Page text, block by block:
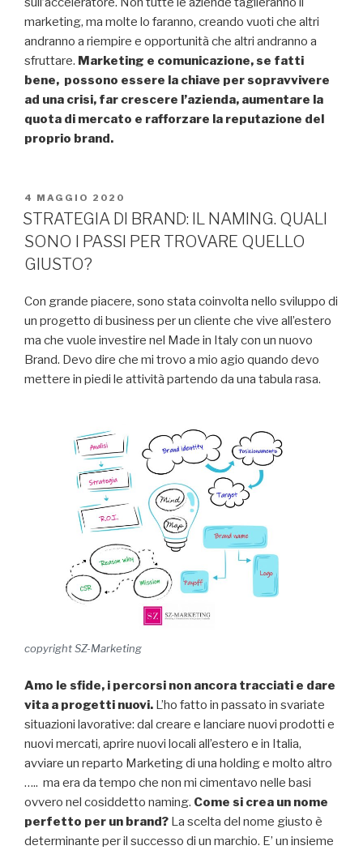
marketing, ma molte lo faranno, creando vuoti che altri
andranno a riempire e opportunità che altri andranno a
sfruttare. Marketing e comunicazione, se fatti
bene, possono essere la chiave per sopravvivere
ad una crisi, far crescere l’azienda, aumentare la
quota di mercato e rafforzare la reputazione del
proprio brand.
PUBBLICATO
IL
4 MAGGIO 2020
STRATEGIA DI BRAND: IL NAMING. QUALI
SONO I PASSI PER TROVARE QUELLO
GIUSTO?
Con grande piacere, sono stata coinvolta nello sviluppo di
un progetto di business per un cliente che vive all’estero
ma che vuole investire nel Made in Italy con un nuovo
Brand. Devo dire che mi trovo a mio agio quando devo
mettere in piedi le attività partendo da una tabula rasa.
copyright SZ-Marketing
Amo le sfide, i percorsi non ancora tracciati e dare
vita a progetti nuovi. L’ho fatto in passato in svariate
situazioni lavorative: dal creare e lanciare nuovi prodotti e
nuovi mercati, aprire nuovi locali all’estero e in Italia,
avviare un reparto Marketing di una holding e molto altro
….. ma era da tempo che non mi cimentavo nelle basi
ovvero nel cosiddetto naming. Come si crea un nome
perfetto per un brand? La scelta del nome giusto è
determinante per il successo di un marchio. E’ un insieme